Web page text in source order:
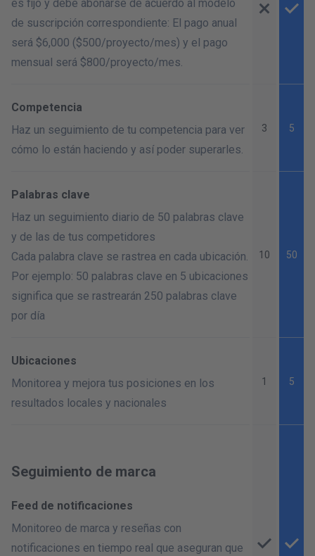
es fijo y debe abonarse de acuerdo al modelo
de suscripción correspondiente: El pago anual
será $6,000 ($500/proyecto/mes) y el pago
mensual será $800/proyecto/mes.
Competencia
Haz un seguimiento de tu competencia para ver
cómo lo están haciendo y así poder superarles.
3 5
Palabras clave
Haz un seguimiento diario de 50 palabras clave
y de las de tus competidores
Cada palabra clave se rastrea en cada ubicación.
Por ejemplo: 50 palabras clave en 5 ubicaciones
significa que se rastrearán 250 palabras clave
por día
10 50
Ubicaciones
Monitorea y mejora tus posiciones en los
resultados locales y nacionales
1 5
Seguimiento de marca
Feed de notificaciones
Monitoreo de marca y reseñas con
notificaciones en tiempo real que aseguran que